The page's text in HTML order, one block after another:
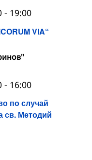
VIA“
- 19:00
по случай
св. Методий
- 16:00